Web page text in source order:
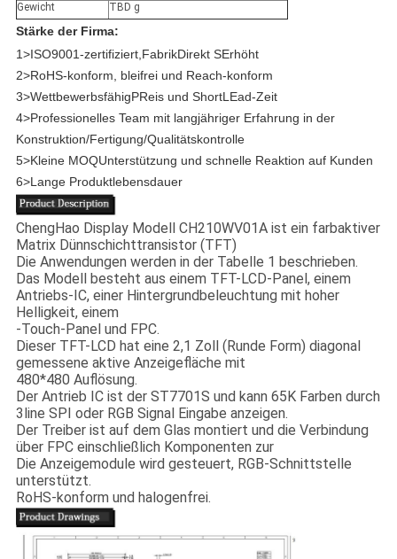
Gewicht
TBD g
Stärke der Firma:
1>ISO9001-zertifiziert,FabrikDirekt SErhöht
2>RoHS-konform, bleifrei und Reach-konform
3>WettbewerbsfähigPReis und ShortLEad-Zeit
4>Professionelles Team mit langjähriger Erfahrung in der
Konstruktion/Fertigung/Qualitätskontrolle
5>Kleine MOQUnterstützung und schnelle Reaktion auf Kunden
6>Lange Produktlebensdauer
ChengHao Display Modell CH210WV01A ist ein farbaktiver
Matrix Dünnschichttransistor (TFT)
Die Anwendungen werden in der Tabelle 1 beschrieben.
Das Modell besteht aus einem TFT-LCD-Panel, einem
Antriebs-IC, einer Hintergrundbeleuchtung mit hoher
Helligkeit, einem
-Touch-Panel und FPC.
Dieser TFT-LCD hat eine 2,1 Zoll (Runde Form) diagonal
gemessene aktive Anzeigefläche mit
480*480 Auflösung.
Der Antrieb IC ist der ST7701S und kann 65K Farben durch
3line SPI oder RGB Signal Eingabe anzeigen.
Der Treiber ist auf dem Glas montiert und die Verbindung
über FPC einschließlich Komponenten zur
Die Anzeigemodule wird gesteuert, RGB-Schnittstelle
unterstützt.
RoHS-konform und halogenfrei.